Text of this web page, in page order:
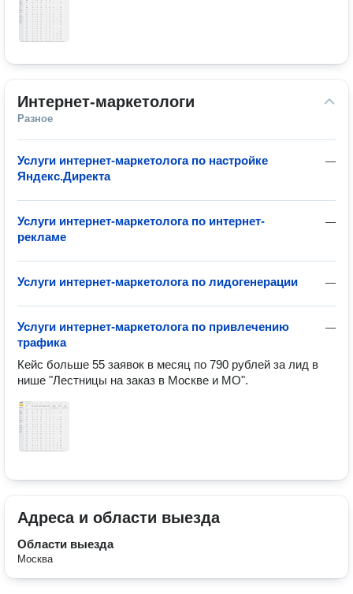
Интернет-маркетологи
Разное
—
Услуги интернет-маркетолога по настройке
Яндекс.Директа
—
Услуги интернет-маркетолога по интернет-
рекламе
—
Услуги интернет-маркетолога по лидогенерации
—
Услуги интернет-маркетолога по привлечению
трафика
Кейс больше 55 заявок в месяц по 790 рублей за лид в
нише "Лестницы на заказ в Москве и МО".
Адреса и области выезда
Области выезда
Москва